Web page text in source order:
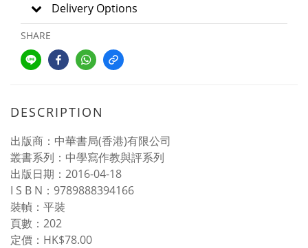
Delivery Options
SHARE
DESCRIPTION
出版商：中華書局(香港)有限公司
叢書系列：中學寫作教與評系列
出版日期：2016-04-18
I S B N：9789888394166
裝幀：平裝
頁數：202
定價：HK$78.00